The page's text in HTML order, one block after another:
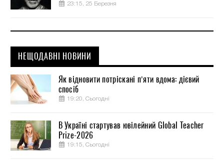
23:15, 25 Березня
НЕЩОДАВНІ НОВИНИ
Як відновити потріскані п’яти вдома: дієвий
спосіб
19:20, Сьогодні
В Україні стартував ювілейний Global Teacher
Prize-2026
19:15, Сьогодні